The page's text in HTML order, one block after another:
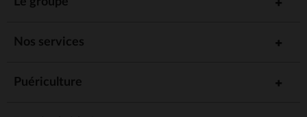
Nos services
Puériculture